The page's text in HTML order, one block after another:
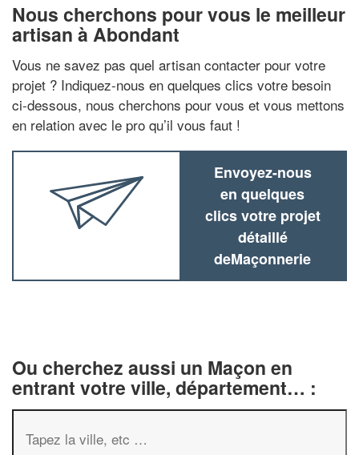
Nous cherchons pour vous le meilleur
artisan à Abondant
Vous ne savez pas quel artisan contacter pour votre
projet ? Indiquez-nous en quelques clics votre besoin
ci-dessous, nous cherchons pour vous et vous mettons
en relation avec le pro qu’il vous faut !
Envoyez-nous
en quelques
clics votre projet
détaillé
deMaçonnerie
Ou cherchez aussi un Maçon en
entrant votre ville, département… :